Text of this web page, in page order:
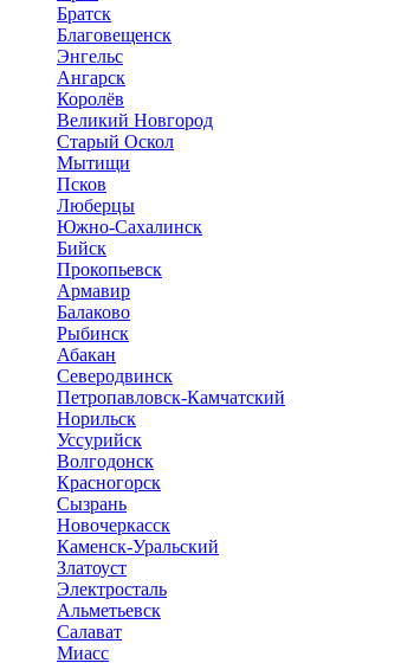
Братск
Благовещенск
Энгельс
Ангарск
Королёв
Великий Новгород
Старый Оскол
Мытищи
Псков
Люберцы
Южно-Сахалинск
Бийск
Прокопьевск
Армавир
Балаково
Рыбинск
Абакан
Северодвинск
Петропавловск-Камчатский
Норильск
Уссурийск
Волгодонск
Красногорск
Сызрань
Новочеркасск
Каменск-Уральский
Златоуст
Электросталь
Альметьевск
Салават
Миасс